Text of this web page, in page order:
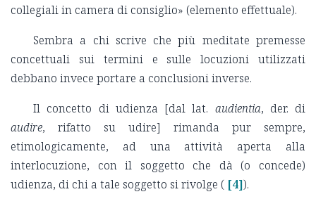
collegiali in camera di consiglio» (elemento effettuale).
Sembra a chi scrive che più meditate premesse
concettuali sui termini e sulle locuzioni utilizzati
debbano invece portare a conclusioni inverse.
Il concetto di udienza [dal lat. audientia, der. di
audire, rifatto su udire] rimanda pur sempre,
etimologicamente, ad una attività aperta alla
interlocuzione, con il soggetto che dà (o concede)
udienza, di chi a tale soggetto si rivolge ( [4]).